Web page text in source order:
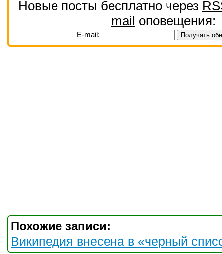
Новые посты бесплатно через
mail оповещения:
E-mail:
Похожие записи:
Википедия внесена в «черный